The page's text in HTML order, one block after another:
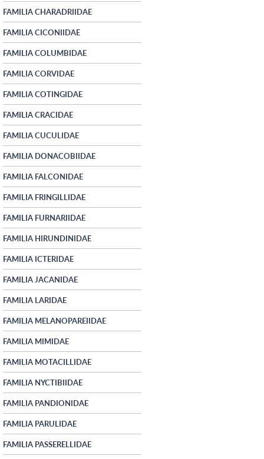
FAMILIA CHARADRIIDAE
FAMILIA CICONIIDAE
FAMILIA COLUMBIDAE
FAMILIA CORVIDAE
FAMILIA COTINGIDAE
FAMILIA CRACIDAE
FAMILIA CUCULIDAE
FAMILIA DONACOBIIDAE
FAMILIA FALCONIDAE
FAMILIA FRINGILLIDAE
FAMILIA FURNARIIDAE
FAMILIA HIRUNDINIDAE
FAMILIA ICTERIDAE
FAMILIA JACANIDAE
FAMILIA LARIDAE
FAMILIA MELANOPAREIIDAE
FAMILIA MIMIDAE
FAMILIA MOTACILLIDAE
FAMILIA NYCTIBIIDAE
FAMILIA PANDIONIDAE
FAMILIA PARULIDAE
FAMILIA PASSERELLIDAE